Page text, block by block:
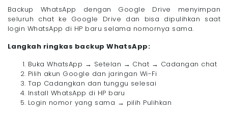
Backup WhatsApp dengan Google Drive menyimpan
seluruh chat ke Google Drive dan bisa dipulihkan saat
login WhatsApp di HP baru selama nomornya sama.
Langkah ringkas backup WhatsApp:
Buka WhatsApp → Setelan → Chat → Cadangan chat
Pilih akun Google dan jaringan Wi-Fi
Tap Cadangkan dan tunggu selesai
Install WhatsApp di HP baru
Login nomor yang sama → pilih Pulihkan